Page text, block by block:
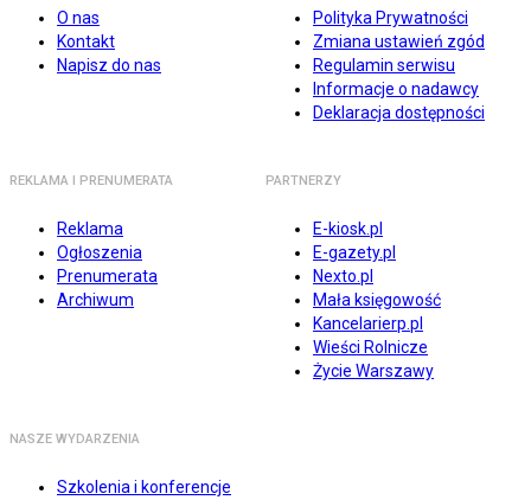
O nas
Kontakt
Napisz do nas
Polityka Prywatności
Zmiana ustawień zgód
Regulamin serwisu
Informacje o nadawcy
Deklaracja dostępności
REKLAMA I PRENUMERATA
Reklama
Ogłoszenia
Prenumerata
Archiwum
PARTNERZY
E-kiosk.pl
E-gazety.pl
Nexto.pl
Mała księgowość
Kancelarierp.pl
Wieści Rolnicze
Życie Warszawy
NASZE WYDARZENIA
Szkolenia i konferencje